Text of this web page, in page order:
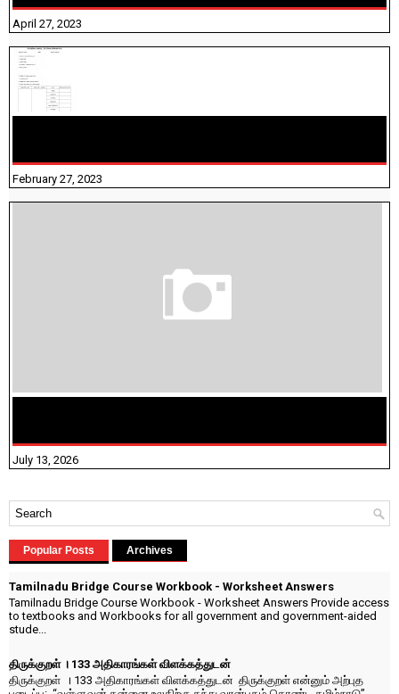
April 27, 2023
February 27, 2023
July 13, 2026
Popular Posts Archives
Tamilnadu Bridge Course Workbook - Worksheet Answers
Tamilnadu Bridge Course Workbook - Worksheet Answers Provide access
to textbooks and Workbooks for all government and government-aided
stude...
திருக்குறள் । 133 அதிகாரங்கள் விளக்கத்துடன்
திருக்குறள் । 133 அதிகாரங்கள் விளக்கத்துடன் திருக்குறள் என்னும் அற்புத